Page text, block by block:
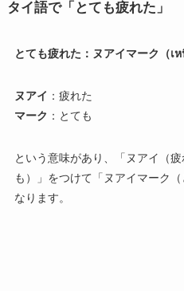
タイ語で「とても疲れた」
とても疲れた：ヌアイマーク（เห
ヌアイ ：疲れた
マーク ：とても
という意味があり、「ヌアイ（
も）」をつけて「ヌアイマーク
なります。